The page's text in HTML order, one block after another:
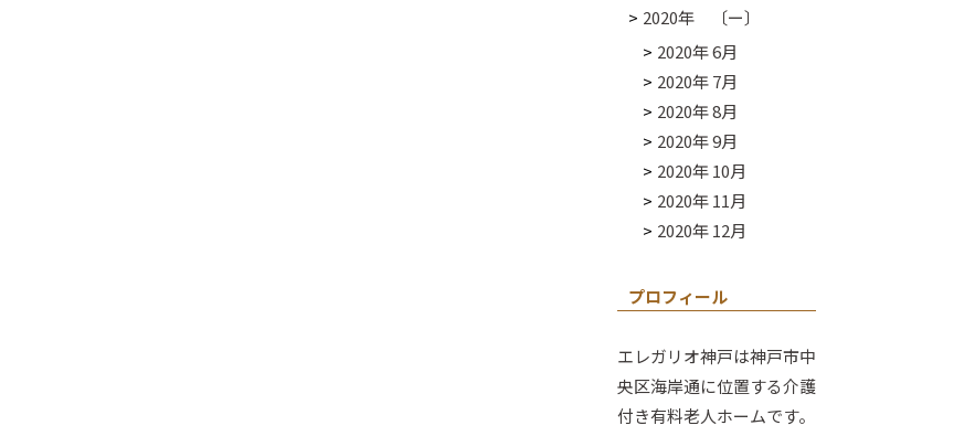
2020年 〔ー〕
2020年 6月
2020年 7月
2020年 8月
2020年 9月
2020年 10月
2020年 11月
2020年 12月
プロフィール
エレガリオ神戸は神戸市中
央区海岸通に位置する介護
付き有料老人ホームです。